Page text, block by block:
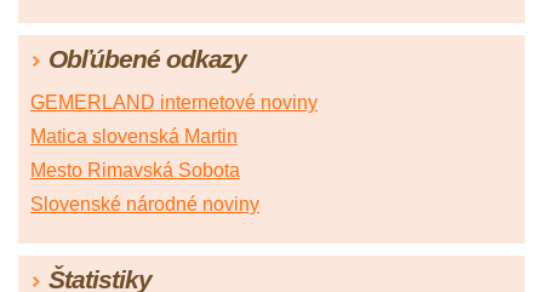
Obľúbené odkazy
GEMERLAND internetové noviny
Matica slovenská Martin
Mesto Rimavská Sobota
Slovenské národné noviny
Štatistiky